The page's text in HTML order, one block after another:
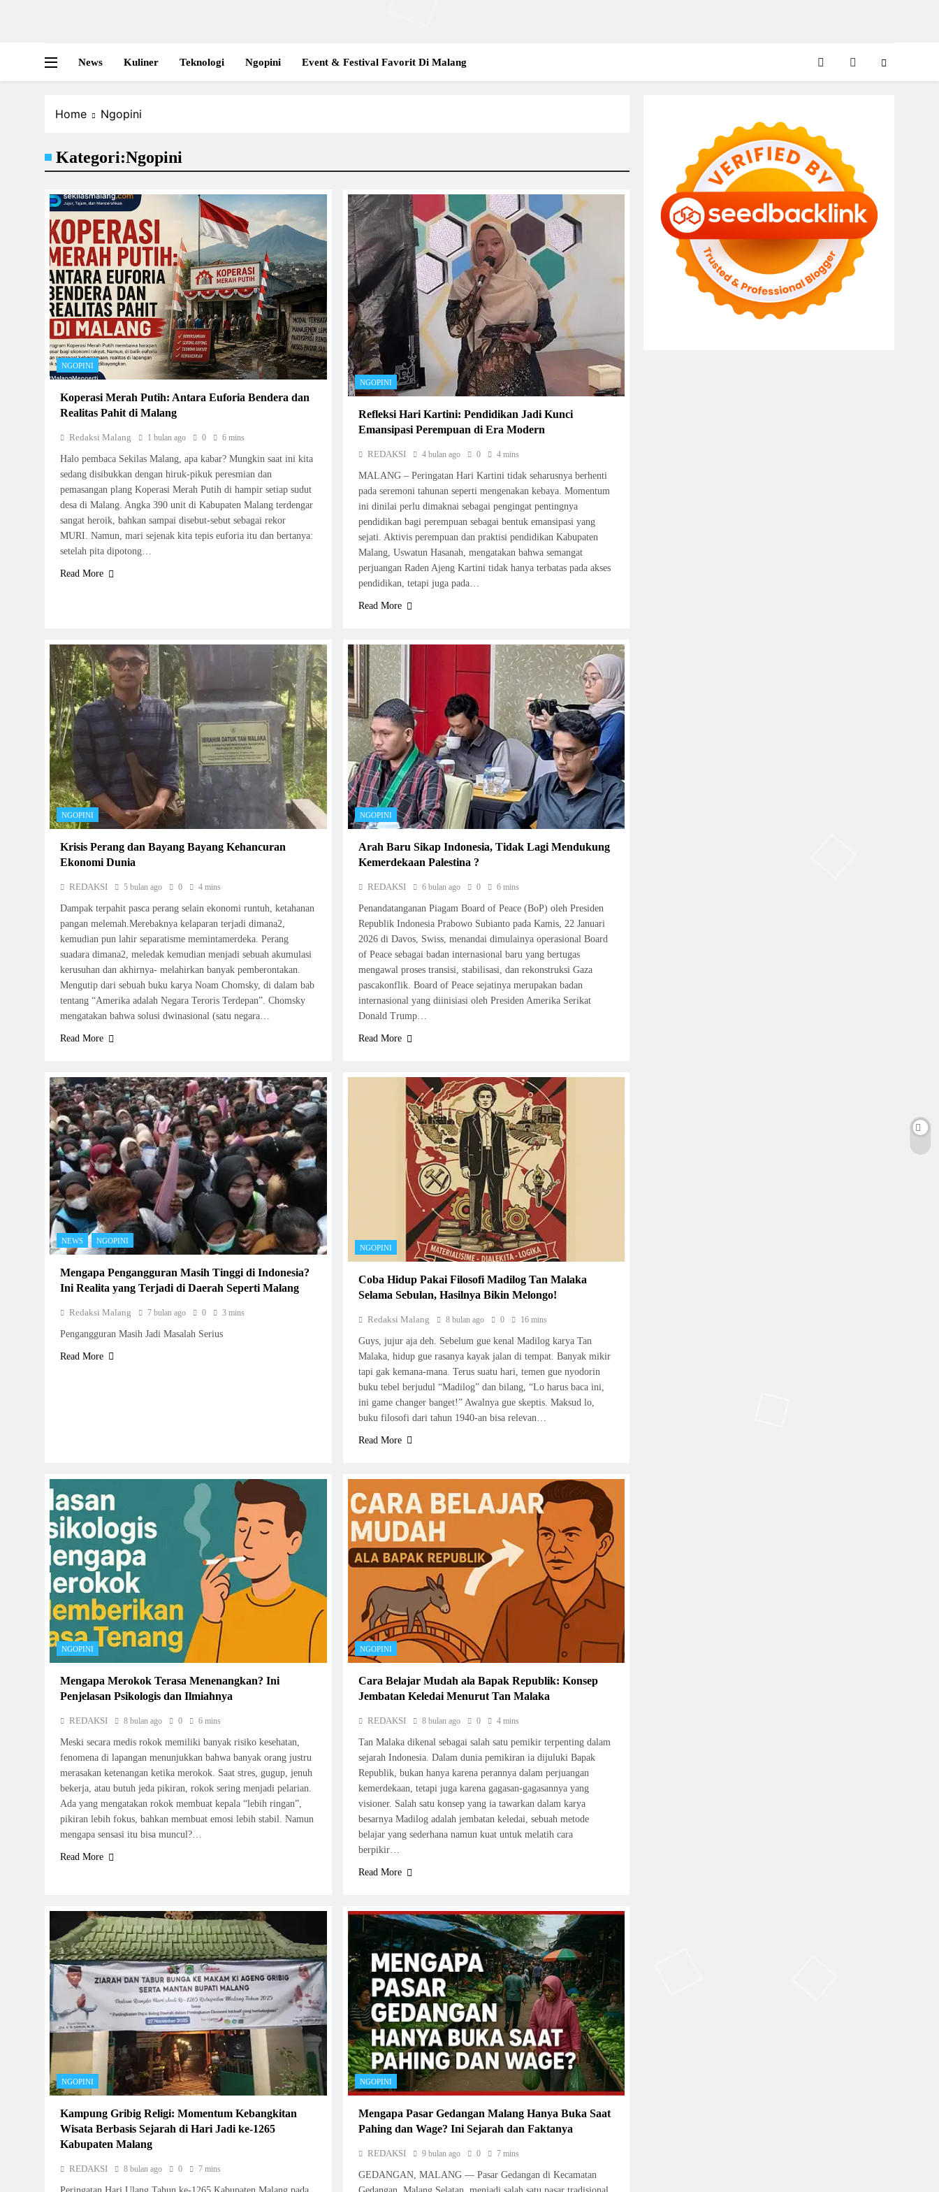
News Kuliner Teknologi Ngopini Event & Festival Favorit Di Malang
Home Ngopini
Kategori:Ngopini
NGOPINI
Koperasi Merah Putih: Antara Euforia Bendera dan
Realitas Pahit di Malang
Redaksi Malang 1 bulan ago 0 6 mins
Halo pembaca Sekilas Malang, apa kabar? Mungkin saat ini kita
sedang disibukkan dengan hiruk-pikuk peresmian dan
pemasangan plang Koperasi Merah Putih di hampir setiap sudut
desa di Malang. Angka 390 unit di Kabupaten Malang terdengar
sangat heroik, bahkan sampai disebut-sebut sebagai rekor
MURI. Namun, mari sejenak kita tepis euforia itu dan bertanya:
setelah pita dipotong…
Read More
NGOPINI
Refleksi Hari Kartini: Pendidikan Jadi Kunci
Emansipasi Perempuan di Era Modern
REDAKSI 4 bulan ago 0 4 mins
MALANG – Peringatan Hari Kartini tidak seharusnya berhenti
pada seremoni tahunan seperti mengenakan kebaya. Momentum
ini dinilai perlu dimaknai sebagai pengingat pentingnya
pendidikan bagi perempuan sebagai bentuk emansipasi yang
sejati. Aktivis perempuan dan praktisi pendidikan Kabupaten
Malang, Uswatun Hasanah, mengatakan bahwa semangat
perjuangan Raden Ajeng Kartini tidak hanya terbatas pada akses
pendidikan, tetapi juga pada…
Read More
NGOPINI
Krisis Perang dan Bayang Bayang Kehancuran
Ekonomi Dunia
REDAKSI 5 bulan ago 0 4 mins
Dampak terpahit pasca perang selain ekonomi runtuh, ketahanan
pangan melemah.Merebaknya kelaparan terjadi dimana2,
kemudian pun lahir separatisme memintamerdeka. Perang
suadara dimana2, meledak kemudian menjadi sebuah akumulasi
kerusuhan dan akhirnya- melahirkan banyak pemberontakan.
Mengutip dari sebuah buku karya Noam Chomsky, di dalam bab
tentang “Amerika adalah Negara Teroris Terdepan”. Chomsky
mengatakan bahwa solusi dwinasional (satu negara…
Read More
NGOPINI
Arah Baru Sikap Indonesia, Tidak Lagi Mendukung
Kemerdekaan Palestina ?
REDAKSI 6 bulan ago 0 6 mins
Penandatanganan Piagam Board of Peace (BoP) oleh Presiden
Republik Indonesia Prabowo Subianto pada Kamis, 22 Januari
2026 di Davos, Swiss, menandai dimulainya operasional Board
of Peace sebagai badan internasional baru yang bertugas
mengawal proses transisi, stabilisasi, dan rekonstruksi Gaza
pascakonflik. Board of Peace sejatinya merupakan badan
internasional yang diinisiasi oleh Presiden Amerika Serikat
Donald Trump…
Read More
NEWS NGOPINI
Mengapa Pengangguran Masih Tinggi di Indonesia?
Ini Realita yang Terjadi di Daerah Seperti Malang
Redaksi Malang 7 bulan ago 0 3 mins
Pengangguran Masih Jadi Masalah Serius
Read More
NGOPINI
Coba Hidup Pakai Filosofi Madilog Tan Malaka
Selama Sebulan, Hasilnya Bikin Melongo!
Redaksi Malang 8 bulan ago 0 16 mins
Guys, jujur aja deh. Sebelum gue kenal Madilog karya Tan
Malaka, hidup gue rasanya kayak jalan di tempat. Banyak mikir
tapi gak kemana-mana. Terus suatu hari, temen gue nyodorin
buku tebel berjudul “Madilog” dan bilang, “Lo harus baca ini,
ini game changer banget!” Awalnya gue skeptis. Maksud lo,
buku filosofi dari tahun 1940-an bisa relevan…
Read More
NGOPINI
Mengapa Merokok Terasa Menenangkan? Ini
Penjelasan Psikologis dan Ilmiahnya
REDAKSI 8 bulan ago 0 6 mins
Meski secara medis rokok memiliki banyak risiko kesehatan,
fenomena di lapangan menunjukkan bahwa banyak orang justru
merasakan ketenangan ketika merokok. Saat stres, gugup, jenuh
bekerja, atau butuh jeda pikiran, rokok sering menjadi pelarian.
Ada yang mengatakan rokok membuat kepala “lebih ringan”,
pikiran lebih fokus, bahkan membuat emosi lebih stabil. Namun
mengapa sensasi itu bisa muncul?…
Read More
NGOPINI
Cara Belajar Mudah ala Bapak Republik: Konsep
Jembatan Keledai Menurut Tan Malaka
REDAKSI 8 bulan ago 0 4 mins
Tan Malaka dikenal sebagai salah satu pemikir terpenting dalam
sejarah Indonesia. Dalam dunia pemikiran ia dijuluki Bapak
Republik, bukan hanya karena perannya dalam perjuangan
kemerdekaan, tetapi juga karena gagasan-gagasannya yang
visioner. Salah satu konsep yang ia tawarkan dalam karya
besarnya Madilog adalah jembatan keledai, sebuah metode
belajar yang sederhana namun kuat untuk melatih cara
berpikir…
Read More
NGOPINI
Kampung Gribig Religi: Momentum Kebangkitan
Wisata Berbasis Sejarah di Hari Jadi ke-1265
Kabupaten Malang
REDAKSI 8 bulan ago 0 7 mins
NGOPINI
Mengapa Pasar Gedangan Malang Hanya Buka Saat
Pahing dan Wage? Ini Sejarah dan Faktanya
REDAKSI 9 bulan ago 0 7 mins
GEDANGAN, MALANG — Pasar Gedangan di Kecamatan